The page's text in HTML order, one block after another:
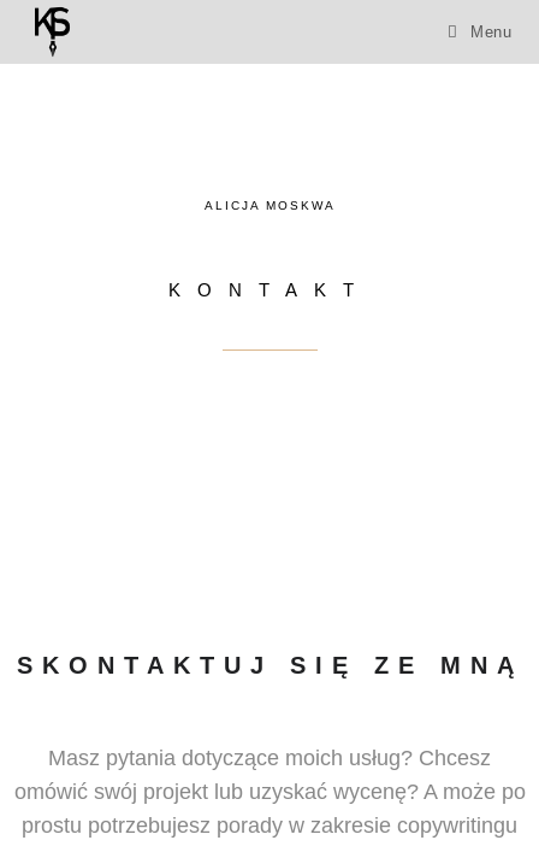
Menu
ALICJA MOSKWA
KONTAKT
SKONTAKTUJ SIĘ ZE MNĄ
Masz pytania dotyczące moich usług? Chcesz
omówić swój projekt lub uzyskać wycenę? A może po
prostu potrzebujesz porady w zakresie copywritingu